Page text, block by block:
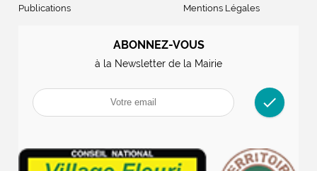
Publications
Mentions Légales
ABONNEZ-VOUS
à la Newsletter de la Mairie
check